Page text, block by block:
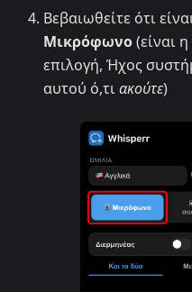
Βεβαιωθείτε ότι
Μικρόφωνο(είναι
επιλογή, Ήχος
αυτού ό,τιακούτε)